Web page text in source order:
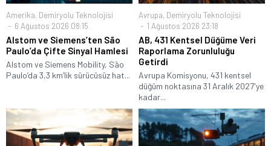
Amerika, Demiryolu Teknolojisi
6 Ağustos 2026 08:15
Alstom ve Siemens’ten São
Paulo’da Çifte Sinyal Hamlesi
Alstom ve Siemens Mobility, São
Paulo’da 3,3 km’lik sürücüsüz hat...
Avrupa, Demiryolu Teknolojisi
1 Ağustos 2026 23:18
AB, 431 Kentsel Düğüme Veri
Raporlama Zorunluluğu
Getirdi
Avrupa Komisyonu, 431 kentsel
düğüm noktasına 31 Aralık 2027'ye
kadar...